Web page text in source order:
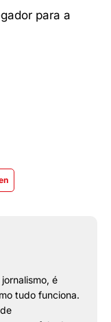
para a
é
tudo funciona.